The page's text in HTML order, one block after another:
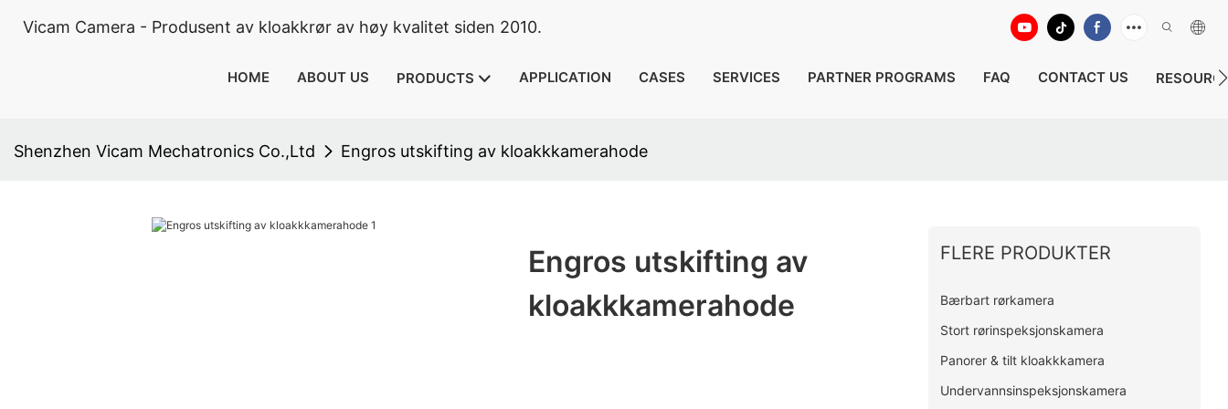
Vicam Camera - Produsent av kloakkrør av høy kvalitet siden 2010.
HOME ABOUT US PRODUCTS APPLICATION CASES SERVICES PARTNER PROGRAMS FAQ CONTACT US
Shenzhen Vicam Mechatronics Co.,Ltd Engros utskifting av kloakkkamerahode
Engros utskifting av
kloakkkamerahode
FLERE PRODUKTER
Bærbart rørkamera
Stort rørinspeksjonskamera
Panorer & tilt kloakkkamera
Undervannsinspeksjonskamera